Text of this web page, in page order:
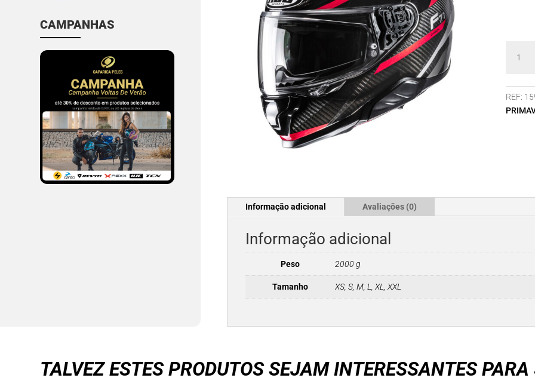
CAMPANHAS
HJC
F71
REF:
Informação adicional Avaliações (0)
Informação adicional
Peso 2000 g
Tamanho XS, S, M, L, XL, XXL
TALVEZ ESTES PRODUTOS SEJAM INTERESSANTES PARA